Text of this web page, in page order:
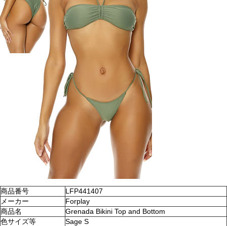
商品番号
LFP441407
メーカー
Forplay
商品名
Grenada Bikini Top and Bottom
色サイズ等
Sage S